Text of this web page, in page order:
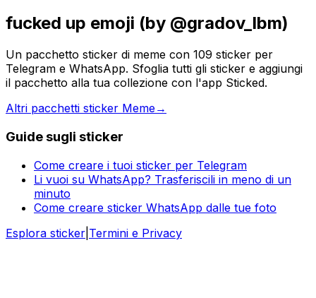
fucked up emoji (by @gradov_lbm)
Un pacchetto sticker di meme con 109 sticker per
Telegram e WhatsApp. Sfoglia tutti gli sticker e aggiungi
il pacchetto alla tua collezione con l'app Sticked.
Altri pacchetti sticker Meme→
Guide sugli sticker
Come creare i tuoi sticker per Telegram
Li vuoi su WhatsApp? Trasferiscili in meno di un
minuto
Come creare sticker WhatsApp dalle tue foto
Esplora sticker Termini e Privacy